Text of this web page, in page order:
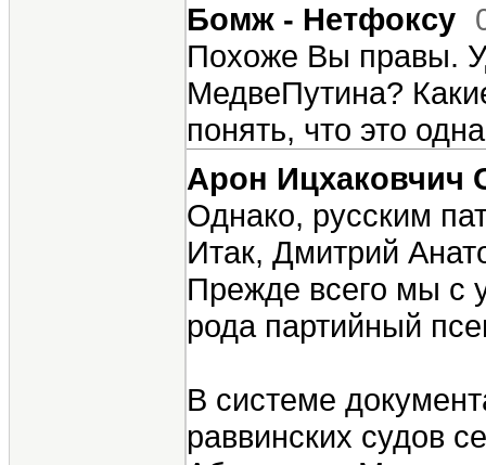
Бомж - Нетфоксу
Похоже Вы правы.
МедвеПутина?
понять, что это
Арон Ицхаковчич
Однако, русским
Итак, Дмитрий
Прежде всего мы с
рода партийный
В системе
раввинских судов